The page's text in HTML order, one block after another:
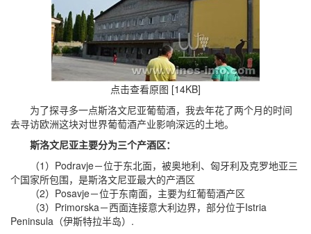
点击查看原图 [14KB]
为了探寻多一点斯洛文尼亚葡萄酒，我去年花了两个月的时间
去寻访欧洲这块对世界葡萄酒产业影响深远的土地。
斯洛文尼亚主要分为三个产酒区：
（1）Podravje－位于东北面，被奥地利、匈牙利及克罗地亚三
个国家所包围，是斯洛文尼亚最大的产酒区
（2）Posavje－位于东南面，主要为红葡萄酒产区
（3）Primorska－西面连接意大利边界，部分位于Istria
Peninsula（伊斯特拉半岛）.